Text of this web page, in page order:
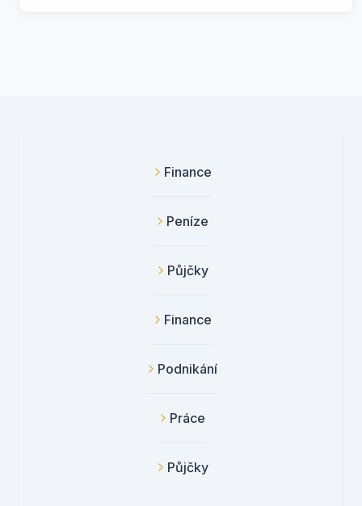
Finance
Peníze
Půjčky
Finance
Podnikání
Práce
Půjčky